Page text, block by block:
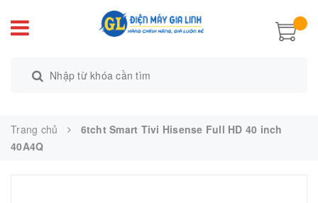
Trang chủ
6tcht Smart Tivi Hisense Full HD 40 inch
40A4Q